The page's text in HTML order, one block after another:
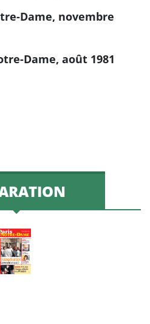
Dame, novembre
Dame, août 1981